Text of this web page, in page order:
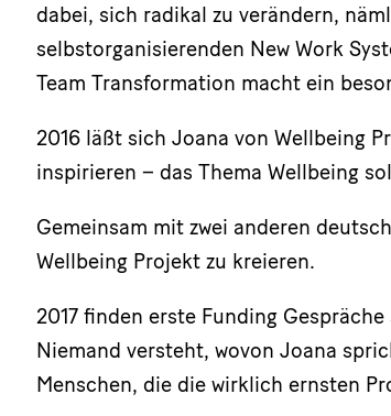
dabei, sich radikal zu verändern,
selbstorganisierenden New Work
Team Transformation macht ein
2016 läßt sich Joana von Wellbeing
inspirieren – das Thema Wellbeing
Gemeinsam mit zwei anderen
Wellbeing Projekt zu kreieren.
2017 finden erste Funding
Niemand versteht, wovon Joana
Menschen, die die wirklich ernsten